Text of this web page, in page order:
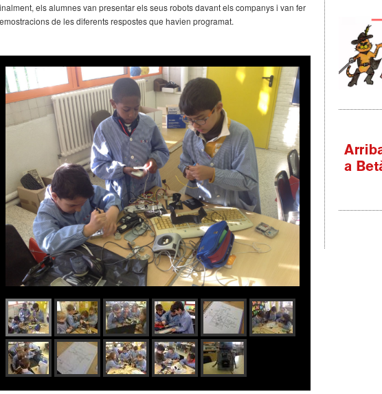
els alumnes van presentar els seus robots davant els companys i van fer
de les diferents respostes que havien programat.